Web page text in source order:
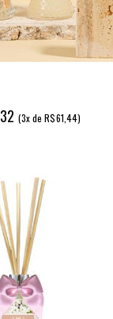
(3x de R$61,44)